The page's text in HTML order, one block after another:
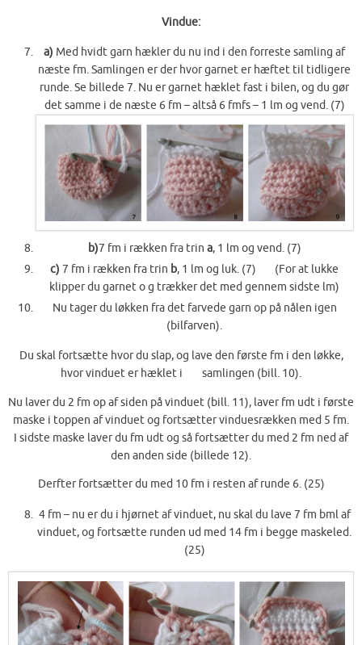
Vindue:
a) Med hvidt garn hækler du nu ind i den forreste samling af
næste fm. Samlingen er der hvor garnet er hæftet til tidligere
runde. Se billede 7. Nu er garnet hæklet fast i bilen, og du gør
det samme i de næste 6 fm – altså 6 fmfs – 1 lm og vend. (7)
b)7 fm i rækken fra trin a, 1 lm og vend. (7)
c)7 fm i rækken fra trin b, 1 lm og luk. (7) (For at lukke
klipper du garnet o g trækker det med gennem sidste lm)
Nu tager du løkken fra det farvede garn op på nålen igen
(bilfarven).
Du skal fortsætte hvor du slap, og lave den første fm i den løkke,
hvor vinduet er hæklet i samlingen (bill. 10).
Nu laver du 2 fm op af siden på vinduet (bill. 11), laver fm udt i første
maske i toppen af vinduet og fortsætter vinduesrækken med 5 fm.
I sidste maske laver du fm udt og så fortsætter du med 2 fm ned af
den anden side (billede 12).
Derfter fortsætter du med 10 fm i resten af runde 6. (25)
4 fm – nu er du i hjørnet af vinduet, nu skal du lave 7 fm bml af
vinduet, og fortsætte runden ud med 14 fm i begge maskeled.
(25)